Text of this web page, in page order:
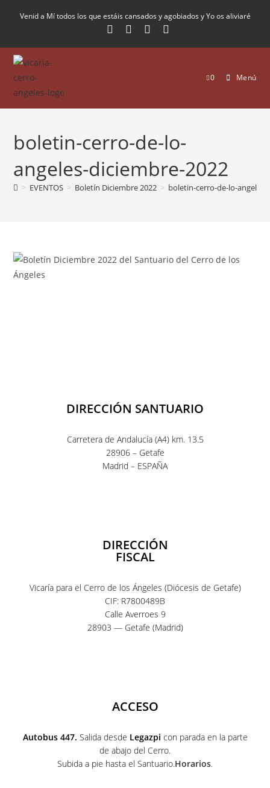
Venid a Mí todos los que estáis cansados y agobiados y Yo os aliviaré
0 Menú
boletin-cerro-de-lo-
angeles-diciembre-2022
> EVENTOS > Boletín Diciembre 2022 > boletin-cerro-de-lo-angeles-
DIRECCIÓN SANTUARIO
Carretera de Andalucía (A4) km. 13.5
28906 – Getafe
Madrid – ESPAÑA
DIRECCIÓN
FISCAL
Vicaría para el Cerro de los Ángeles (Diócesis de Getafe)
CIF: R7800489B
Calle Averroes 9
28903 — Getafe (Madrid)
ACCESO
Autobus 447. Salida desde Legazpi con parada en la parte
de abajo del Cerro.
Subida a pie hasta el Santuario.Horarios.